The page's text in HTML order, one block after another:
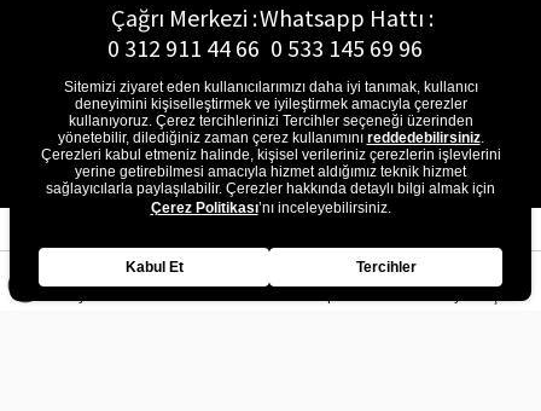
Çağrı Merkezi :
0 312 911 44 66
Whatsapp Hattı :
0 533 145 69 96
E-Posta Adresi :
musterihizmetleri@gon.com.tr
Sitemizi ziyaret eden kullanıcılarımızı daha iyi tanımak, kullanıcı
deneyimini kişiselleştirmek ve iyileştirmek amacıyla çerezler
kullanıyoruz. Çerez tercihlerinizi Tercihler seçeneği üzerinden
yönetebilir, dilediğiniz zaman çerez kullanımını reddedebilirsiniz.
Çerezleri kabul etmeniz halinde, kişisel verileriniz çerezlerin işlevlerini
yerine getirebilmesi amacıyla hizmet aldığımız teknik hizmet
sağlayıcılarla paylaşılabilir. Çerezler hakkında detaylı bilgi almak için
Çerez Politikası’nı inceleyebilirsiniz.
Kabul Et Tercihler